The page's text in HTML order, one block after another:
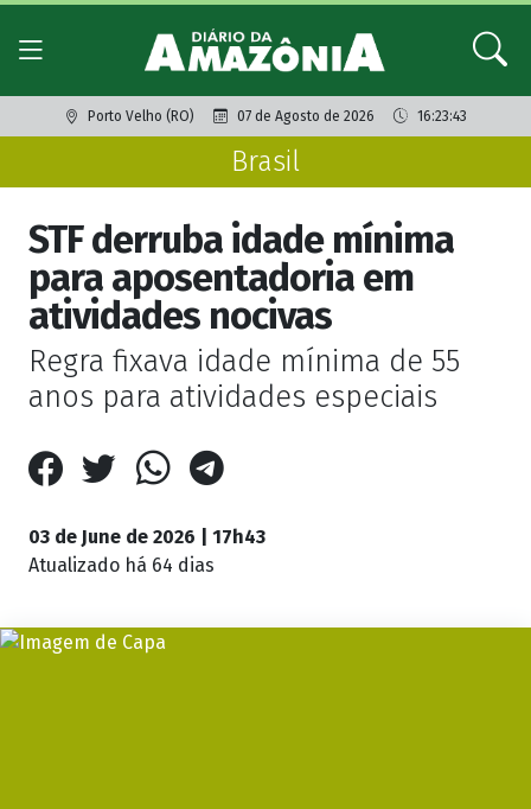
Porto Velho (RO) 07 de Agosto de 2026 16:23:43
Brasil
STF derruba idade mínima
para aposentadoria em
atividades nocivas
Regra fixava idade mínima de 55
anos para atividades especiais
03 de June de 2026 | 17h43
Atualizado há 64 dias